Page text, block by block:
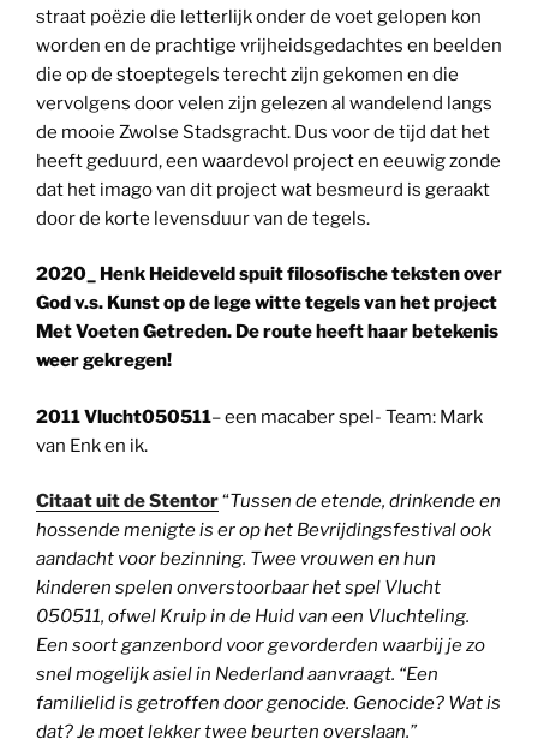
straat poëzie die letterlijk onder de voet gelopen kon
worden en de prachtige vrijheidsgedachtes en beelden
die op de stoeptegels terecht zijn gekomen en die
vervolgens door velen zijn gelezen al wandelend langs
de mooie Zwolse Stadsgracht. Dus voor de tijd dat het
heeft geduurd, een waardevol project en eeuwig zonde
dat het imago van dit project wat besmeurd is geraakt
door de korte levensduur van de tegels.
2020_ Henk Heideveld spuit filosofische teksten over
God v.s. Kunst op de lege witte tegels van het project
Met Voeten Getreden. De route heeft haar betekenis
weer gekregen!
2011 Vlucht050511– een macaber spel- Team: Mark
van Enk en ik.
Citaat uit de Stentor“Tussen de etende, drinkende en
hossende menigte is er op het Bevrijdingsfestival ook
aandacht voor bezinning. Twee vrouwen en hun
kinderen spelen onverstoorbaar het spel Vlucht
050511, ofwel Kruip in de Huid van een Vluchteling.
Een soort ganzenbord voor gevorderden waarbij je zo
snel mogelijk asiel in Nederland aanvraagt. “Een
familielid is getroffen door genocide. Genocide? Wat is
dat? Je moet lekker twee beurten overslaan.”